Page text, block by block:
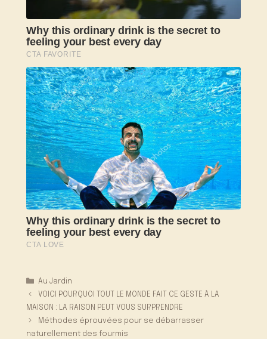
Catégories
Au Jardin
VOICI POURQUOI TOUT LE MONDE FAIT CE GESTE À LA
MAISON : LA RAISON PEUT VOUS SURPRENDRE
Méthodes éprouvées pour se débarrasser
naturellement des fourmis